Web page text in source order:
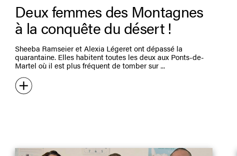
Deux femmes des Montagnes
à la conquête du désert !
Sheeba Ramseier et Alexia Légeret ont dépassé la
quarantaine. Elles habitent toutes les deux aux Ponts-de-
Martel où il est plus fréquent de tomber sur